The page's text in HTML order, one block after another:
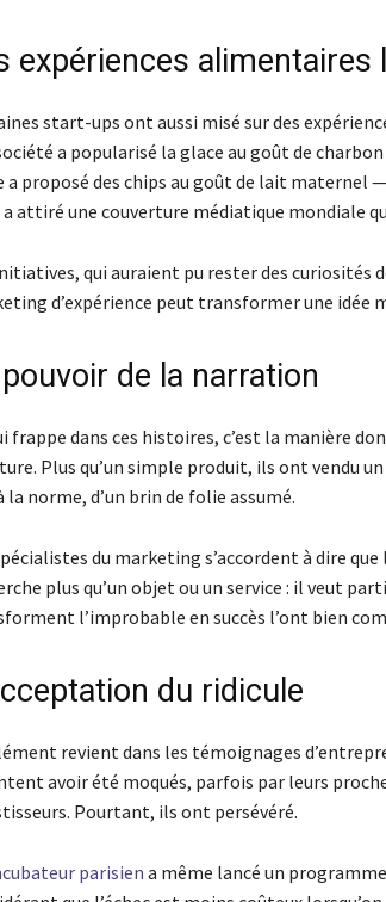
expériences
start-ups ont aussi misé sur des
a popularisé la glace au goût de
a proposé des chips au goût de lait maternel
a attiré une couverture médiatique mondiale
qui auraient pu rester des
d’expérience peut transformer une idée
de la narration
frappe dans ces histoires, c’est la manière
Plus qu’un simple produit, ils ont vendu un
la norme, d’un brin de folie assumé.
du marketing s’accordent à dire
plus qu’un objet ou un service : il veut
l’improbable en succès l’ont bien
du ridicule
revient dans les témoignages
avoir été moqués, parfois par leurs
Pourtant, ils ont persévéré.
parisiena même lancé un